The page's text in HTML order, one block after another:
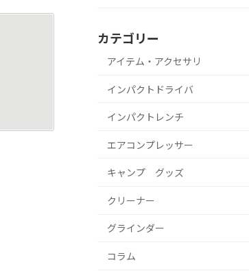
カテゴリー
アイテム・アクセサリ
インパクトドライバ
インパクトレンチ
エアコンプレッサー
キャンプ グッズ
クリーナー
グラインダー
コラム